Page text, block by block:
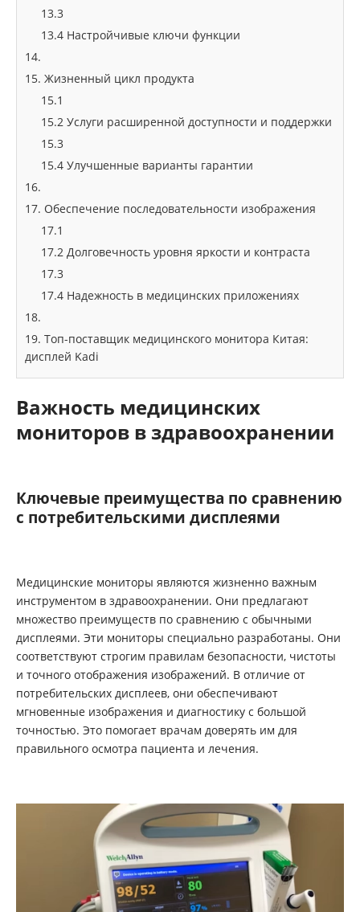
13.3
13.4 Настройчивые ключи функции
14.
15. Жизненный цикл продукта
15.1
15.2 Услуги расширенной доступности и поддержки
15.3
15.4 Улучшенные варианты гарантии
16.
17. Обеспечение последовательности изображения
17.1
17.2 Долговечность уровня яркости и контраста
17.3
17.4 Надежность в медицинских приложениях
18.
19. Топ-поставщик медицинского монитора Китая:
дисплей Kadi
Важность медицинских
мониторов в здравоохранении
Ключевые преимущества по сравнению
с потребительскими дисплеями
Медицинские мониторы являются жизненно важным
инструментом в здравоохранении. Они предлагают
множество преимуществ по сравнению с обычными
дисплеями. Эти мониторы специально разработаны. Они
соответствуют строгим правилам безопасности, чистоты
и точного отображения изображений. В отличие от
потребительских дисплеев, они обеспечивают
мгновенные изображения и диагностику с большой
точностью. Это помогает врачам доверять им для
правильного осмотра пациента и лечения.